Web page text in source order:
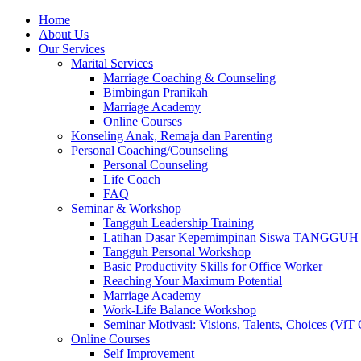
Skip
content
Home
About Us
Our Services
Marital Services
Marriage Coaching & Counseling
Bimbingan Pranikah
Marriage Academy
Online Courses
Konseling Anak, Remaja dan Parenting
Personal Coaching/Counseling
Personal Counseling
Life Coach
FAQ
Seminar & Workshop
Tangguh Leadership Training
Latihan Dasar Kepemimpinan Siswa TANGGUH
Tangguh Personal Workshop
Basic Productivity Skills for Office Worker
Reaching Your Maximum Potential
Marriage Academy
Work-Life Balance Workshop
Seminar Motivasi: Visions, Talents, Choices (ViT
Online Courses
Self Improvement